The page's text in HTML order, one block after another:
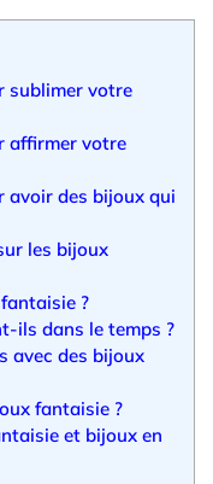
sublimer votre
affirmer votre
avoir des bijoux qui
les bijoux
?
ils dans le temps ?
avec des bijoux
fantaisie ?
et bijoux en